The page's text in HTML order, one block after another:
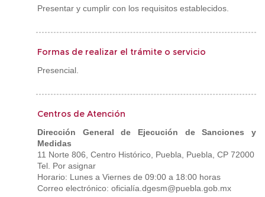
Presentar y cumplir con los requisitos establecidos.
Formas de realizar el trámite o servicio
Presencial.
Centros de Atención
Dirección General de Ejecución de Sanciones y
Medidas
11 Norte 806, Centro Histórico, Puebla, Puebla, CP 72000
Tel. Por asignar
Horario: Lunes a Viernes de 09:00 a 18:00 horas
Correo electrónico: oficialía.dgesm@puebla.gob.mx